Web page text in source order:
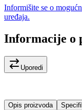
Informišite se o
uređaja.
Informacije o
Uporedi
Opis proizvoda